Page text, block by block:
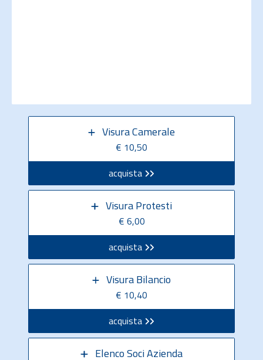
Visura Camerale
€ 10,50
acquista
Visura Protesti
€ 6,00
acquista
Visura Bilancio
€ 10,40
acquista
Elenco Soci Azienda